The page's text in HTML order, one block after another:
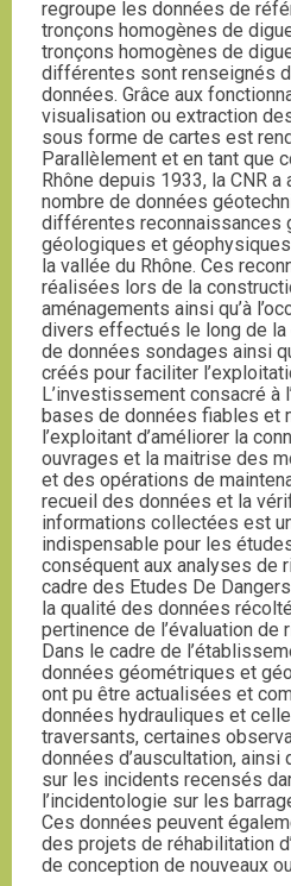
regroupe les données de
tronçons homogènes de
tronçons homogènes de
différentes sont renseignés
données. Grâce aux
visualisation ou extraction
sous forme de cartes est
Parallèlement et en tant que
Rhône depuis 1933, la CNR a
nombre de données
différentes reconnaissances
géologiques et
la vallée du Rhône. Ces
réalisées lors de la
aménagements ainsi qu’à
divers effectués le long de la
de données sondages ainsi
créés pour faciliter
L’investissement consacré à
bases de données fiables et
l’exploitant d’améliorer la
ouvrages et la maitrise des
et des opérations de
recueil des données et la
informations collectées est
indispensable pour les
conséquent aux analyses de
cadre des Etudes De
la qualité des données
pertinence de l’évaluation de
Dans le cadre de
données géométriques et
ont pu être actualisées et
données hydrauliques et
traversants, certaines
données d’auscultation, ainsi
sur les incidents recensés
l’incidentologie sur les
Ces données peuvent
des projets de réhabilitation
de conception de nouveaux